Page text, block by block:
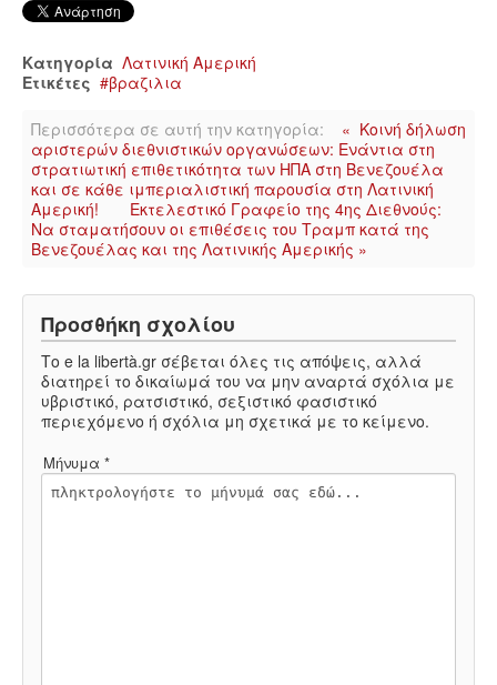
Κατηγορία Λατινική Αμερική
Ετικέτες
βραζιλια
Περισσότερα σε αυτή την κατηγορία:
« Κοινή δήλωση
αριστερών διεθνιστικών οργανώσεων: Ενάντια στη
στρατιωτική επιθετικότητα των ΗΠΑ στη Βενεζουέλα
και σε κάθε ιμπεριαλιστική παρουσία στη Λατινική
Αμερική!
Εκτελεστικό Γραφείο της 4ης Διεθνούς:
Να σταματήσουν οι επιθέσεις του Τραμπ κατά της
Βενεζουέλας και της Λατινικής Αμερικής »
Προσθήκη σχολίου
Το e la libertà.gr σέβεται όλες τις απόψεις, αλλά
διατηρεί το δικαίωμά του να μην αναρτά σχόλια με
υβριστικό, ρατσιστικό, σεξιστικό φασιστικό
περιεχόμενο ή σχόλια μη σχετικά με το κείμενο.
Μήνυμα *